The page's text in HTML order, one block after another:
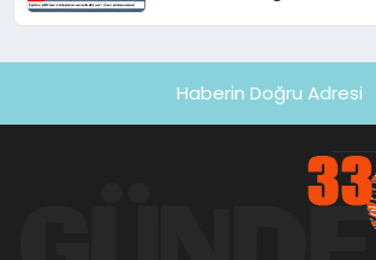
Haberin Doğru Adresi